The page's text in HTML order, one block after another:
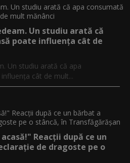
Un studiu arată că
poate influența cât de
Un studiu arată că apa
cât de mult...
Reacţii după ce un
de dragoste pe o